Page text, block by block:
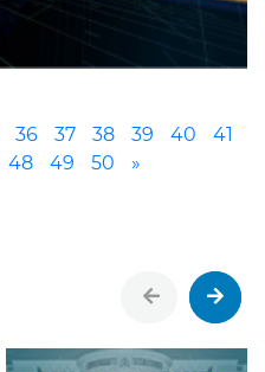
36 37 38 39 40
41
48 49 50 »